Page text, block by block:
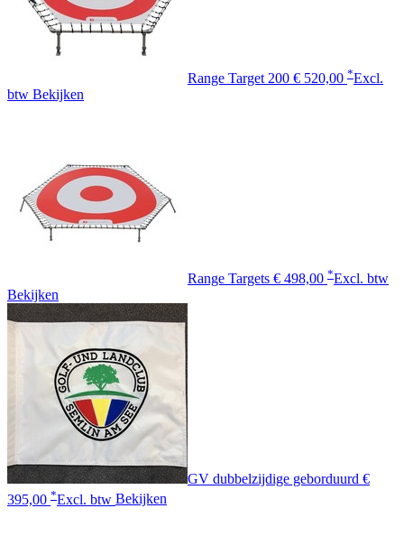
Range Target 200 € 520,00 *Excl.
btw Bekijken
Range Targets € 498,00 *Excl. btw
Bekijken
GV dubbelzijdige geborduurd €
395,00 *Excl. btw Bekijken